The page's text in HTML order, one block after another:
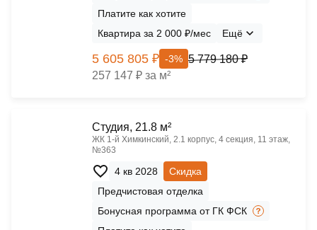
Платите как хотите
Квартира за 2 000 ₽/мес
Ещё
5 605 805 ₽ -3% 5 779 180 ₽
257 147 ₽ за м²
Cтудия, 21.8 м²
ЖК 1‑й Химкинский, 2.1 корпус, 4 секция, 11 этаж,
№363
4 кв 2028
Скидка
Предчистовая отделка
Бонусная программа от ГК ФСК